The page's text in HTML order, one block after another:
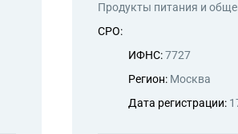
Продукты питания и
СРО:
ИФНС:7727
Регион: Москва
Дата регистрации: